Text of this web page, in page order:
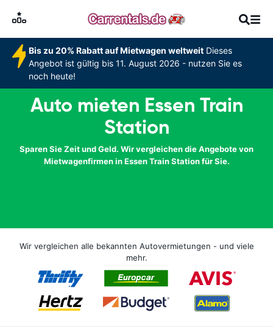
Bis zu 20% Rabatt auf Mietwagen weltweitDieses
Angebot ist gültig bis 11. August 2026 - nutzen Sie es
noch heute!
Auto mieten Essen Train
Station
Sparen Sie Zeit und Geld. Wir vergleichen die Angebote von
Mietwagenfirmen in Essen Train Station für Sie.
Wir vergleichen alle bekannten Autovermietungen - und viele
mehr.